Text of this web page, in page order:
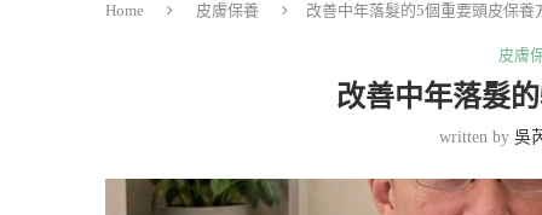
Home 皮膚保養 改善中年落髮的5個重要頭皮保養
皮膚
改善中年落髮
written by 吳